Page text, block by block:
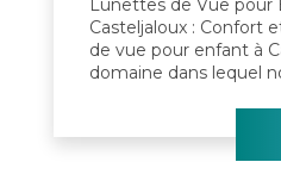
Casteljaloux : Confort
de vue pour enfant à
domaine dans lequel